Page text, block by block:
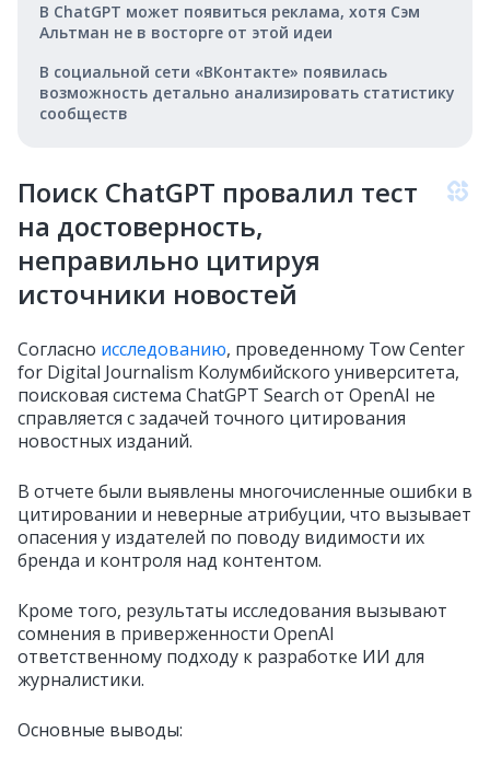
В ChatGPT может появиться реклама, хотя Сэм
Альтман не в восторге от этой идеи
В социальной сети «ВКонтакте» появилась
возможность детально анализировать статистику
сообществ
Поиск ChatGPT провалил тест
на достоверность,
неправильно цитируя
источники новостей
Согласно исследованию, проведенному Tow Center
for Digital Journalism Колумбийского университета,
поисковая система ChatGPT Search от OpenAI не
справляется с задачей точного цитирования
новостных изданий.
В отчете были выявлены многочисленные ошибки в
цитировании и неверные атрибуции, что вызывает
опасения у издателей по поводу видимости их
бренда и контроля над контентом.
Кроме того, результаты исследования вызывают
сомнения в приверженности OpenAI
ответственному подходу к разработке ИИ для
журналистики.
Основные выводы: